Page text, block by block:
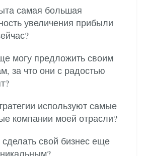
самая большая
увеличения прибыли
могу предложить своим
за что они с радостью
используют самые
компании моей отрасли?
свой бизнес еще